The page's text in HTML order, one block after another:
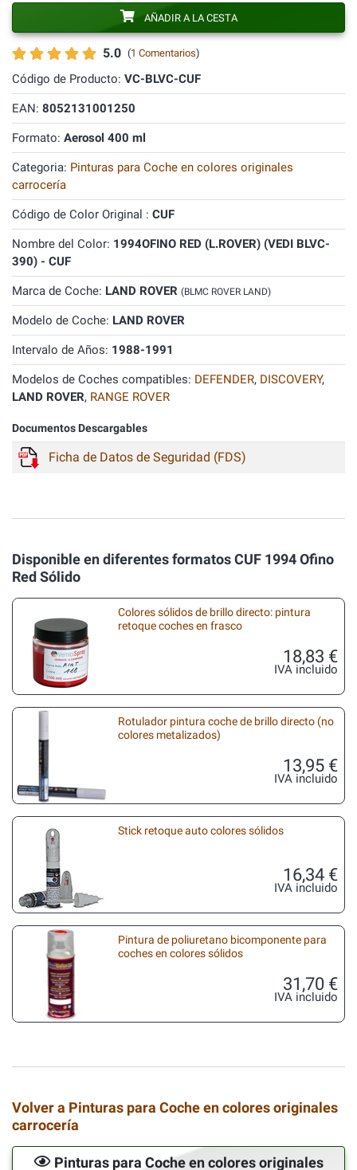
5.0 (1 Comentarios)
Código de Producto: VC-BLVC-CUF
EAN: 8052131001250
Formato: Aerosol 400 ml
Categoria: Pinturas para Coche en colores originales
carrocería
Código de Color Original : CUF
Nombre del Color: 1994OFINO RED (L.ROVER) (VEDI BLVC-
390) - CUF
Marca de Coche: LAND ROVER (BLMC ROVER LAND)
Modelo de Coche: LAND ROVER
Intervalo de Años: 1988-1991
Modelos de Coches compatibles: DEFENDER, DISCOVERY,
LAND ROVER, RANGE ROVER
Documentos Descargables
Ficha de Datos de Seguridad (FDS)
AÑADIR A LA CESTA
Disponible en diferentes formatos CUF 1994 Ofino
Red Sólido
Colores sólidos de brillo directo: pintura
retoque coches en frasco
18,83 €
IVA incluido
Rotulador pintura coche de brillo directo (no
colores metalizados)
13,95 €
IVA incluido
Stick retoque auto colores sólidos
16,34 €
IVA incluido
Pintura de poliuretano bicomponente para
coches en colores sólidos
31,70 €
IVA incluido
Volver a Pinturas para Coche en colores originales
carrocería
Pinturas para Coche en colores originales